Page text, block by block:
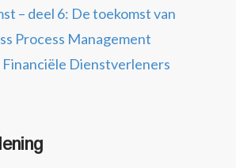
– deel 6: De toekomst van
Process Management
Financiële Dienstverleners